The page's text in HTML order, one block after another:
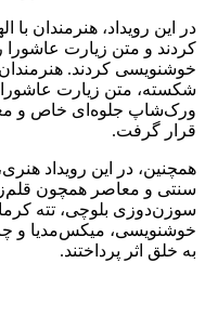
در این رویداد، هنرمندان با
کردند و متن زیارت
خوشنویسی کردند.
شکسته، متن زیارت
ورک‌شاپ جلوه‌ای خاص و
قرار گرفت.
همچنین، در این رویداد
سنتی و معاصر همچون
سوزن‌دوزی بلوچی، تته
خوشنویسی، میکس‌مدیا و
به خلق اثر پرداختند.